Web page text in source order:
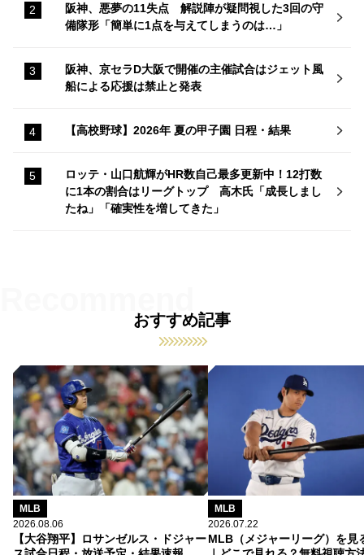
阪神、悪夢の11失点 解説陣が疑問視した3回の守
備隊形「簡単に1点を与えてしまうのは…」
阪神、京セラD大阪で開催の主催試合はジェット風
船による応援は禁止と発表
【高校野球】2026年 夏の甲子園 日程・結果
ロッテ・山口航輝がHR数自己最多更新中！12打数
に1本の割合はリーグトップ 高木氏「成長しまし
たね」「確実性を増してきた」
おすすめ記事
MLB
2026.08.06
【大谷翔平】ロサンゼルス・ドジャー
MLB
2026.07.22
MLB（メジャーリーグ）を見